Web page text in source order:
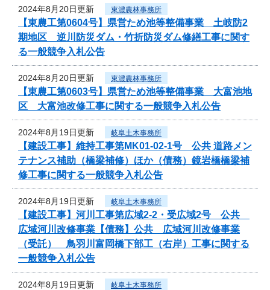
2024年8月20日更新 東濃農林事務所
【東農工第0604号】県営ため池等整備事業 土岐防2
期地区 逆川防災ダム・竹折防災ダム修繕工事に関す
る一般競争入札公告
2024年8月20日更新 東濃農林事務所
【東農工第0603号】県営ため池等整備事業 大富池地
区 大富池改修工事に関する一般競争入札公告
2024年8月19日更新 岐阜土木事務所
【建設工事】維持工事第MK01-02-1号 公共 道路メン
テナンス補助（橋梁補修）ほか（債務）鏡岩橋橋梁補
修工事に関する一般競争入札公告
2024年8月19日更新 岐阜土木事務所
【建設工事】河川工事第広域2-2・受広域2号 公共
広域河川改修事業【債務】公共 広域河川改修事業
（受託） 鳥羽川富岡橋下部工（右岸）工事に関する
一般競争入札公告
2024年8月19日更新 岐阜土木事務所